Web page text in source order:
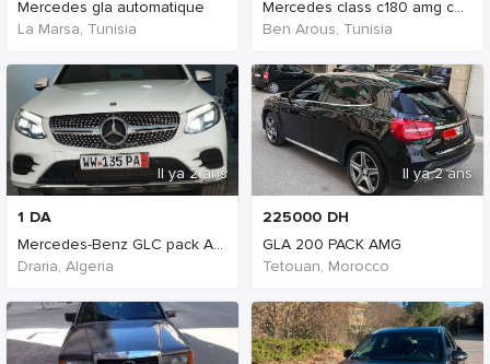
Mercedes gla automatique
La Marsa, Tunisia
Il ya 2 ans
1 DA
Mercedes-Benz GLC pack AMG-Line
Draria, Algeria
Mercedes class c180 amg coupe
Ben Arous, Tunisia
Il ya 2 ans
225000 DH
GLA 200 PACK AMG
Tetouan, Morocco